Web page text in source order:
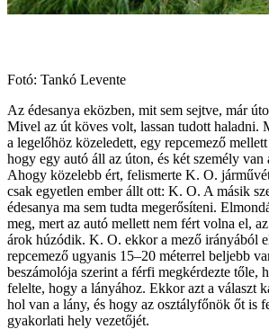
Fotó: Tankó Levente
Az édesanya eközben, mit sem sejtve, már
Mivel az út köves volt, lassan tudott haladni.
a legelőhöz közeledett, egy repcemező
hogy egy autó áll az úton, és két személy van
Ahogy közelebb ért, felismerte K. O.
csak egyetlen ember állt ott: K. O. A másik
édesanya ma sem tudta megerősíteni.
meg, mert az autó mellett nem fért volna el,
árok húzódik. K. O. ekkor a mező irányából
repcemező ugyanis 15–20 méterrel beljebb
beszámolója szerint a férfi megkérdezte tőle,
felelte, hogy a lányához. Ekkor azt a választ
hol van a lány, és hogy az osztályfőnök őt is
gyakorlati hely vezetőjét.